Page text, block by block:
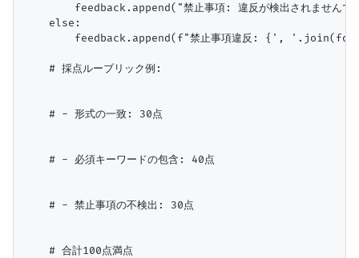
feedback.append("禁止事項: 違反が検出されませんで
    else:
feedback.append(f"禁止事項違反: {',
    # 採点ルーブリック例:
    # - 形式の一致: 30点
    # - 必須キーワードの包含: 40点
    # - 禁止事項の不検出: 30点
    # 合計100点満点